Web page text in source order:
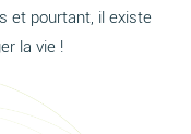
et pourtant, il existe
la vie !